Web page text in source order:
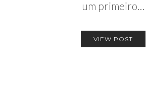
um primeiro…
VIEW POST